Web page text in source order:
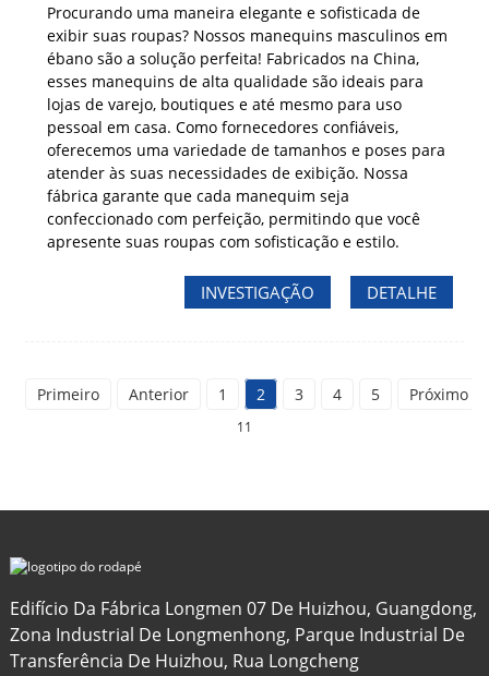
Procurando uma maneira elegante e sofisticada de
exibir suas roupas? Nossos manequins masculinos em
ébano são a solução perfeita! Fabricados na China,
esses manequins de alta qualidade são ideais para
lojas de varejo, boutiques e até mesmo para uso
pessoal em casa. Como fornecedores confiáveis,
oferecemos uma variedade de tamanhos e poses para
atender às suas necessidades de exibição. Nossa
fábrica garante que cada manequim seja
confeccionado com perfeição, permitindo que você
apresente suas roupas com sofisticação e estilo.
INVESTIGAÇÃO DETALHE
Primeiro Anterior 1 2 3 4 5 Próximo
11
Edifício Da Fábrica Longmen 07 De Huizhou, Guangdong,
Zona Industrial De Longmenhong, Parque Industrial De
Transferência De Huizhou, Rua Longcheng